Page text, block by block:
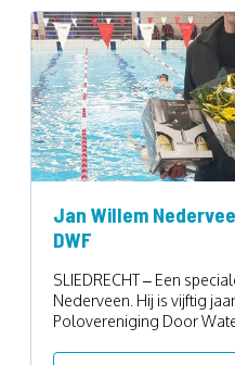
Jan Willem
DWF
SLIEDRECHT – Een
Nederveen. Hij is vijftig
Polovereniging Door